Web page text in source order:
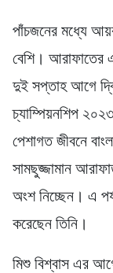
পাঁচজনের মধ্যে
বেশি। আরাফাতের
দুই সপ্তাহ আগে
চ্যাম্পিয়নশিপ
পেশাগত জীবনে
সামছুজ্জামান
অংশ নিচ্ছেন। এ
করেছেন তিনি।
মিশু বিশ্বাস এর